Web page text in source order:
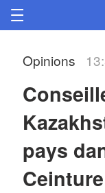
Opinions
pays